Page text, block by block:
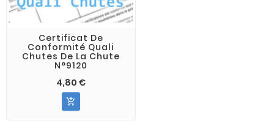
Certificat De
Conformité Quali
Chutes De La Chute
N°9120
4,80 €
